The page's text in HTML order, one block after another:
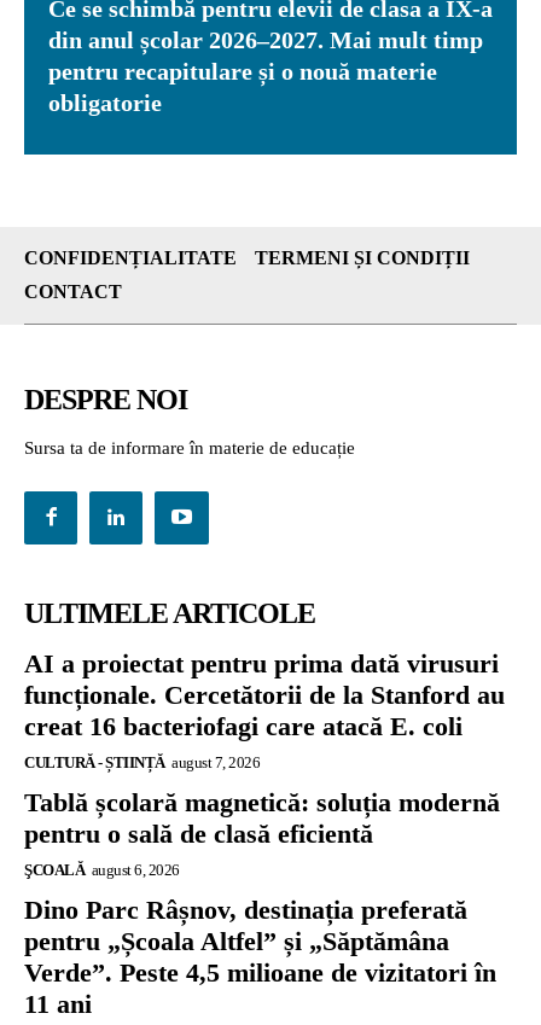
Ce se schimbă pentru elevii de clasa a IX-a
din anul școlar 2026–2027. Mai mult timp
pentru recapitulare și o nouă materie
obligatorie
CONFIDENȚIALITATE
TERMENI ȘI CONDIȚII
CONTACT
DESPRE NOI
Sursa ta de informare în materie de educație
ULTIMELE ARTICOLE
AI a proiectat pentru prima dată virusuri
funcționale. Cercetătorii de la Stanford au
creat 16 bacteriofagi care atacă E. coli
CULTURĂ - ȘTIINȚĂ august 7, 2026
Tablă școlară magnetică: soluția modernă
pentru o sală de clasă eficientă
ŞCOALĂ august 6, 2026
Dino Parc Râșnov, destinația preferată
pentru „Școala Altfel” și „Săptămâna
Verde”. Peste 4,5 milioane de vizitatori în
11 ani